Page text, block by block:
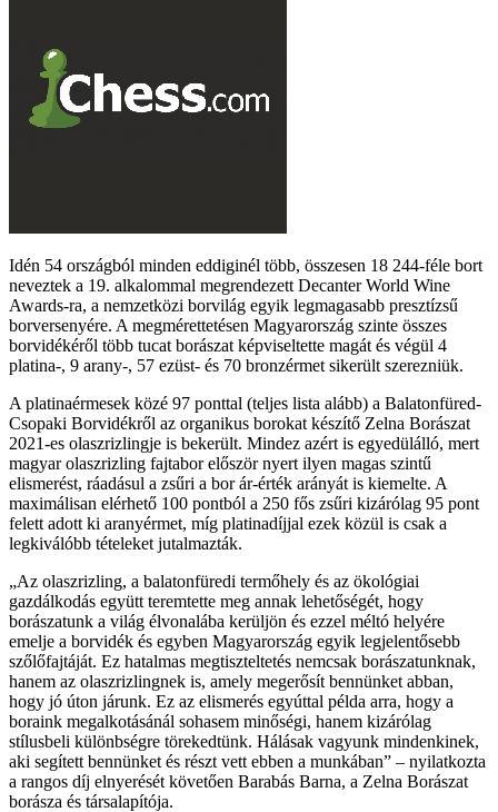
Idén 54 országból minden eddiginél több, összesen 18 244-féle bort
neveztek a 19. alkalommal megrendezett Decanter World Wine
Awards-ra, a nemzetközi borvilág egyik legmagasabb presztízsű
borversenyére. A megmérettetésen Magyarország szinte összes
borvidékéről több tucat borászat képviseltette magát és végül 4
platina-, 9 arany-, 57 ezüst- és 70 bronzérmet sikerült szerezniük.
A platinaérmesek közé 97 ponttal (teljes lista alább) a Balatonfüred-
Csopaki Borvidékről az organikus borokat készítő Zelna Borászat
2021-es olaszrizlingje is bekerült. Mindez azért is egyedülálló, mert
magyar olaszrizling fajtabor először nyert ilyen magas szintű
elismerést, ráadásul a zsűri a bor ár-érték arányát is kiemelte. A
maximálisan elérhető 100 pontból a 250 fős zsűri kizárólag 95 pont
felett adott ki aranyérmet, míg platinadíjjal ezek közül is csak a
legkiválóbb tételeket jutalmazták.
Az olaszrizling, a balatonfüredi termőhely és az ökológiai
gazdálkodás együtt teremtette meg annak lehetőségét, hogy
borászatunk a világ élvonalába kerüljön és ezzel méltó helyére
emelje a borvidék és egyben Magyarország egyik legjelentősebb
szőlőfajtáját. Ez hatalmas megtiszteltetés nemcsak borászatunknak,
hanem az olaszrizlingnek is, amely megerősít bennünket abban,
hogy jó úton járunk. Ez az elismerés egyúttal példa arra, hogy a
boraink megalkotásánál sohasem minőségi, hanem kizárólag
stílusbeli különbségre törekedtünk. Hálásak vagyunk mindenkinek,
aki segített bennünket és részt vett ebben a munkában
– nyilatkozta
a rangos díj elnyerését követően Barabás Barna, a Zelna Borászat
borásza és társalapítója.